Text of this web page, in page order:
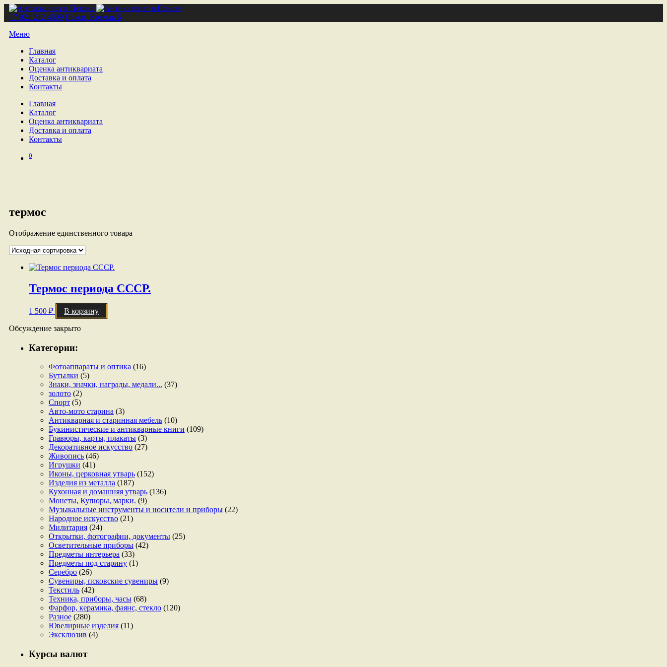
+7 921 212 4809 Псков, Кремль 6
Меню
Главная
Каталог
Оценка антиквариата
Доставка и оплата
Контакты
Главная
Каталог
Оценка антиквариата
Доставка и оплата
Контакты
0
термос
Отображение единственного товара
Термос периода СССР.
1 500 ₽ В корзину
Обсуждение закрыто
Категории:
Фотоаппараты и оптика (16)
Бутылки (5)
Знаки, значки, награды, медали... (37)
золото (2)
Спорт (5)
Авто-мото старина (3)
Антикварная и старинная мебель (10)
Букинистические и антикварные книги (109)
Гравюры, карты, плакаты (3)
Декоративное искусство (27)
Живопись (46)
Игрушки (41)
Иконы, церковная утварь (152)
Изделия из металла (187)
Кухонная и домашняя утварь (136)
Монеты, Купюры, марки. (9)
Музыкальные инструменты и носители и приборы (22)
Народное искусство (21)
Милитария (24)
Открытки, фотографии, документы (25)
Осветительные приборы (42)
Предметы интерьера (33)
Предметы под старину (1)
Серебро (26)
Сувениры, псковские сувениры (9)
Текстиль (42)
Техника, приборы, часы (68)
Фарфор, керамика, фаянс, стекло (120)
Разное (280)
Ювелирные изделия (11)
Эксклюзив (4)
Курсы валют